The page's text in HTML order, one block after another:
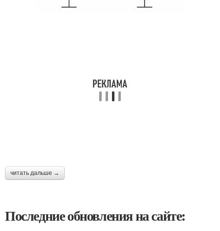
читать дальше →
Последние обновления на сайте: